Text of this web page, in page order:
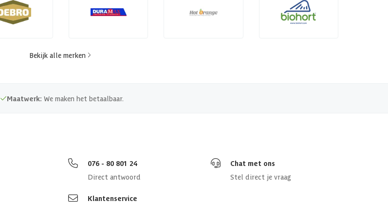
Bekijk alle merken
Maatwerk: We maken het betaalbaar.
076 - 80 801 24
Direct antwoord
Chat met ons
Stel direct je vraag
Klantenservice